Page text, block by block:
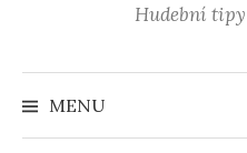
Hudební tipy
MENU